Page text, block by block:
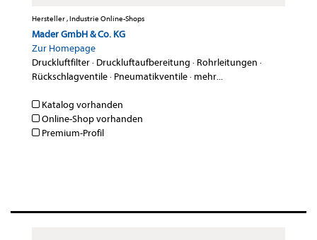
Hersteller , Industrie Online-Shops
Mader GmbH & Co. KG
Zur Homepage
Druckluftfilter· Druckluftaufbereitung · Rohrleitungen ·
Rückschlagventile· Pneumatikventile· mehr...
Katalog vorhanden
Online-Shop vorhanden
Premium-Profil